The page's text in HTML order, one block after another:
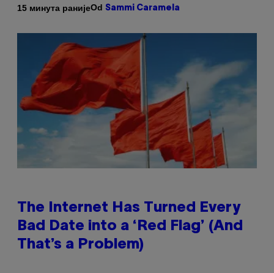
15 минута ранијеOd Sammi Caramela
The Internet Has Turned Every
Bad Date into a ‘Red Flag’ (And
That’s a Problem)